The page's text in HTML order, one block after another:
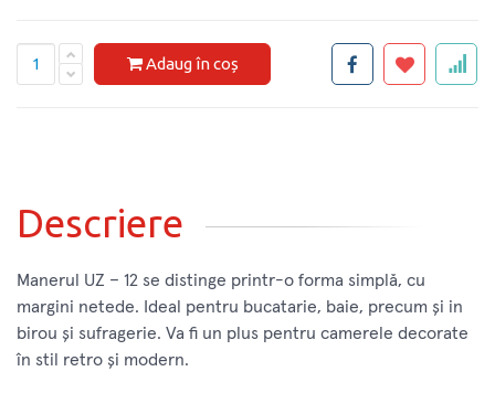
Adaug în coș
Descriere
Manerul UZ – 12 se distinge printr-o forma simplă, cu
margini netede. Ideal pentru bucatarie, baie, precum și in
birou și sufragerie. Va fi un plus pentru camerele decorate
în stil retro și modern.